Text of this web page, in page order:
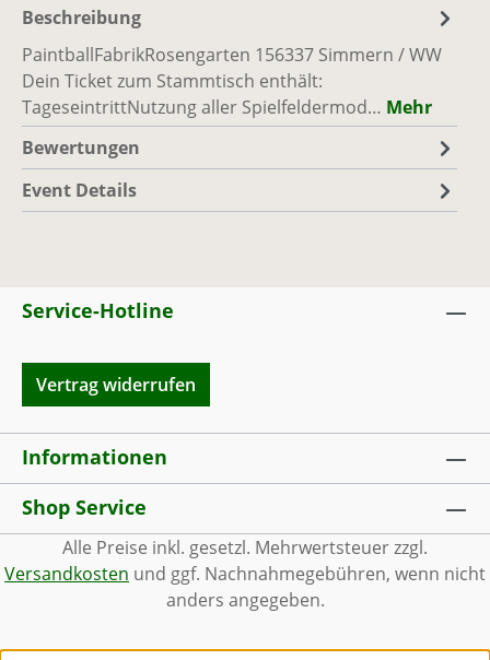
So., 25.10.26, 10:00 - 17:00
PaintballFabrik
Simmern / WW
Ausreichend Plätze vorhanden
Beschreibung
PaintballFabrikRosengarten 156337 Simmern / WW
Dein Ticket zum Stammtisch enthält:
TageseintrittNutzung aller Spielfeldermod… Mehr
Bewertungen
Event Details
Service-Hotline
Vertrag widerrufen
Informationen
Shop Service
Alle Preise inkl. gesetzl. Mehrwertsteuer zzgl.
Versandkosten und ggf. Nachnahmegebühren, wenn nicht
anders angegeben.